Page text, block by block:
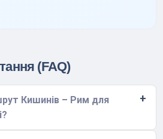
(FAQ)
Кишинів – Рим для